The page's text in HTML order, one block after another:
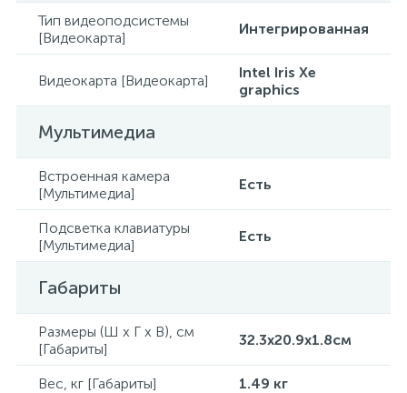
Тип видеоподсистемы
[Видеокарта]
Интегрированная
Видеокарта [Видеокарта]
Intel Iris Xe
graphics
Мультимедиа
Встроенная камера
[Мультимедиа]
Есть
Подсветка клавиатуры
[Мультимедиа]
Есть
Габариты
Размеры (Ш x Г x В), см
[Габариты]
32.3x20.9x1.8см
Вес, кг [Габариты]
1.49 кг